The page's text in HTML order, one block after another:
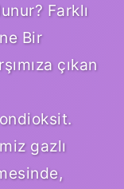
Farklı
Bir
çıkan
gazlı